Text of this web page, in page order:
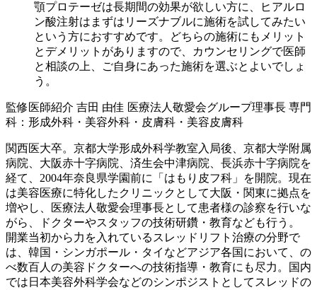
顎プロテーゼは長期間の効果が欲しい方に、ヒアルロ
ン酸注射はまずはリーズナブルに施術を試してみたい
という方におすすめです。どちらの施術にもメリット
とデメリットがありますので、カウンセリングで医師
と相談の上、ご自身にあった施術を選ぶとよいでしょ
う。
監修医師紹介 吉田 由佳 医療法人敬愛会グループ理事長 専門
科：形成外科・美容外科・皮膚科・美容皮膚科
関西医大卒。京都大学形成外科学教室入局後、京都大学附属
病院、大阪赤十字病院、済生会中津病院、長浜赤十字病院を
経て、2004年奈良県学園前に「はもり皮フ科」を開院。現在
は美容医療に特化したクリニックとして大阪・関東に拠点を
増やし、医療法人敬愛会理事長として患者様の診察を行いな
がら、ドクターやスタッフの技術研鑽・教育なども行う。
開業当初から力を入れているスレッドリフト治療の分野で
は、韓国・シンガポール・タイなどアジア各国において、の
べ数百人の美容ドクターへの技術指導・教育にも尽力。国内
では日本美容外科学会などのシンポジストとしてスレッドの